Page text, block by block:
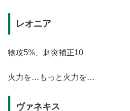
レオニア
物攻5%、刺突補正10
火力を…もっと火力を…
ヴァネキス